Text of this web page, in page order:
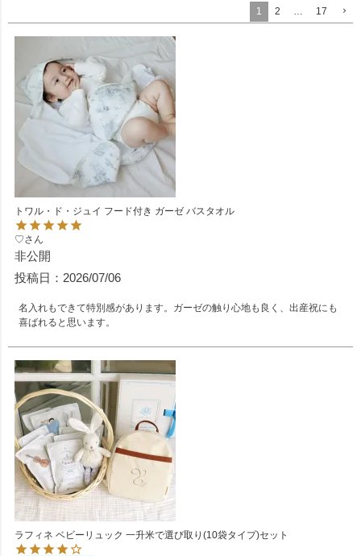
1 2 17
トワル・ド・ジュイ フード付き ガーゼ バスタオル
♡
非公開
投稿日
2026/07/06
名入れもできて特別感があります。ガーゼの触り心地も良く、出産祝にも
喜ばれると思います。
ラフィネ ベビーリュック 一升米で選び取り(10袋タイプ)セット